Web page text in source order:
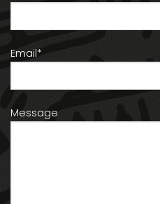
Email*
Message